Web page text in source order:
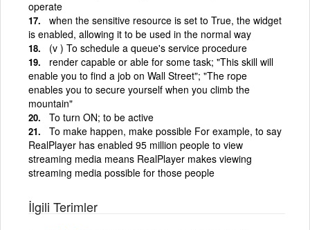
operate
when the sensitive resource is set to True, the widget
is enabled, allowing it to be used in the normal way
(v ) To schedule a queue's service procedure
render capable or able for some task; "This skill will
enable you to find a job on Wall Street"; "The rope
enables you to secure yourself when you climb the
mountain"
To turn ON; to be active
To make happen, make possible For example, to say
RealPlayer has enabled 95 million people to view
streaming media means RealPlayer makes viewing
streaming media possible for those people
İlgili Terimler